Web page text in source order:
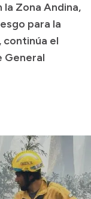
Zona Andina,
para la
continúa el
General